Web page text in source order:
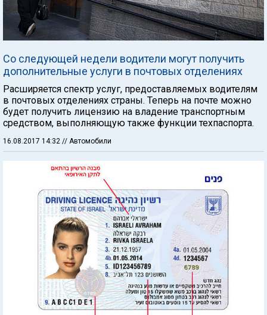
Со следующей недели водители могут получить
дополнительные услуги в почтовых отделениях
Расширяется спектр услуг, предоставляемых водителям
в почтовых отделениях страны. Теперь на почте можно
будет получить лицензию на владение транспортным
средством, выполняющую также функции техпаспорта.
16.08.2017 14:32 // Автомобили